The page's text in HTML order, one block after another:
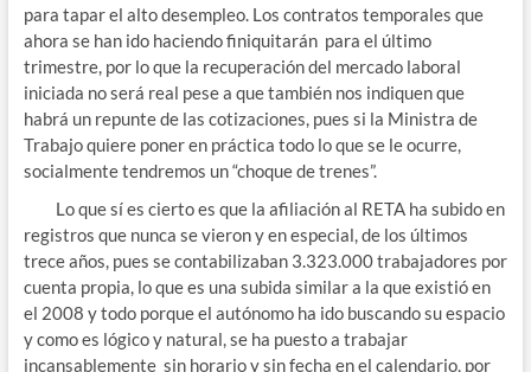
para tapar el alto desempleo. Los contratos temporales que
ahora se han ido haciendo finiquitarán para el último
trimestre, por lo que la recuperación del mercado laboral
iniciada no será real pese a que también nos indiquen que
habrá un repunte de las cotizaciones, pues si la Ministra de
Trabajo quiere poner en práctica todo lo que se le ocurre,
socialmente tendremos un “choque de trenes”.
Lo que sí es cierto es que la afiliación al RETA ha subido en
registros que nunca se vieron y en especial, de los últimos
trece años, pues se contabilizaban 3.323.000 trabajadores por
cuenta propia, lo que es una subida similar a la que existió en
el 2008 y todo porque el autónomo ha ido buscando su espacio
y como es lógico y natural, se ha puesto a trabajar
incansablemente sin horario y sin fecha en el calendario, por